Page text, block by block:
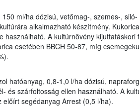
ml/ha dózisú, vetőmag-, szemes-,
alkalmazható készítmény.
használható. A kultúrnövény
esetében BBCH 50-87, míg
hatóanyag, 0,8-1,0 l/ha dózisú,
és szárfoltosság ellen használható. A
előírt segédanyag Arrest (0,5 l/ha).